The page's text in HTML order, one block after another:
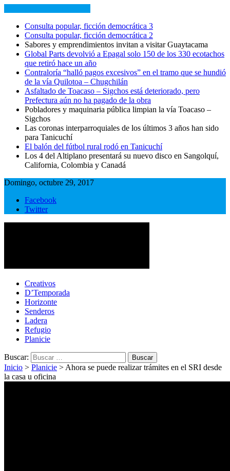
Consulta popular, ficción democrática 3
Consulta popular, ficción democrática 2
Sabores y emprendimientos invitan a visitar Guaytacama
Global Parts devolvió a Epagal solo 150 de los 330 ecotachos
que retiró hace un año
Contraloría “halló pagos excesivos” en el tramo que se hundió
de la vía Quilotoa – Chugchilán
Asfaltado de Toacaso – Sigchos está deteriorado, pero
Prefectura aún no ha pagado de la obra
Pobladores y maquinaria pública limpian la vía Toacaso –
Sigchos
Las coronas interparroquiales de los últimos 3 años han sido
para Tanicuchí
El balón del fútbol rural rodó en Tanicuchí
Los 4 del Altiplano presentará su nuevo disco en Sangolquí,
California, Colombia y Canadá
Domingo, octubre 29, 2017
Facebook
Twitter
Cotopaxi Noticias
Primer periódico multimedia del centro del país
Creativos
D’Temporada
Horizonte
Senderos
Ladera
Refugio
Planicie
Buscar:
Inicio > Planicie > Ahora se puede realizar trámites en el SRI desde
la casa u oficina